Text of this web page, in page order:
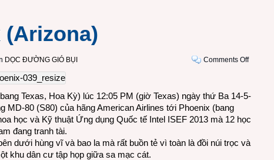
DỌC ĐƯỜNG GIÓ BỤI Comments Offon
(Arizona)
Texas, Hoa Kỳ) lúc 12:05 PM (giờ Texas) ngày thứ Ba 14-5-
MD-80 (S80) của hãng American Airlines tới Phoenix (bang
học và Kỹ thuật Ứng dụng Quốc tế Intel ISEF 2013 mà 12 học
đang tranh tài.
dưới hùng vĩ và bao la mà rất buồn tẻ vì toàn là đồi núi trọc và
khu dân cư tập họp giữa sa mạc cát.